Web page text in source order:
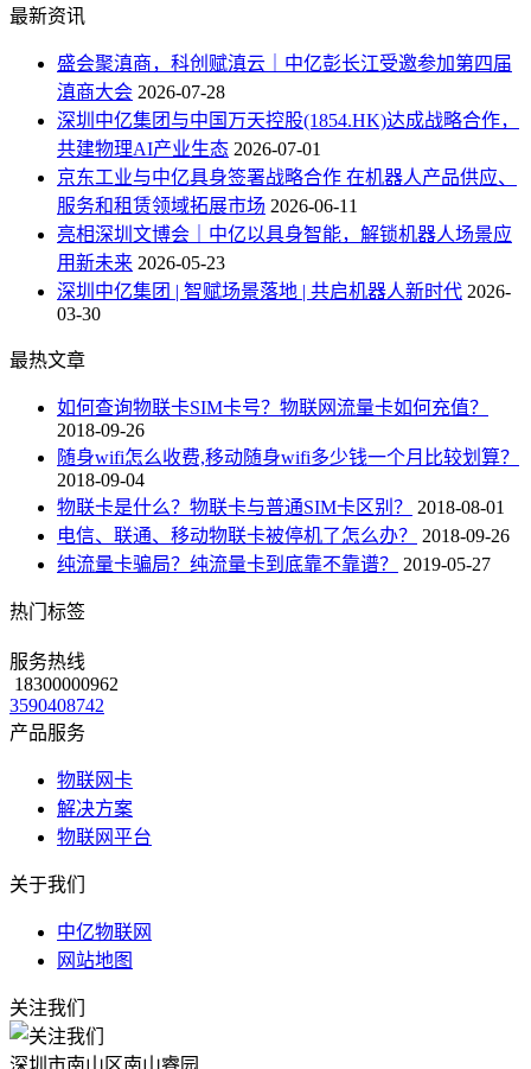
最新资讯
盛会聚滇商，科创赋滇云｜中亿彭长江受邀参加第四届
滇商大会 2026-07-28
深圳中亿集团与中国万天控股(1854.HK)达成战略合作，
共建物理AI产业生态 2026-07-01
京东工业与中亿具身签署战略合作 在机器人产品供应、
服务和租赁领域拓展市场 2026-06-11
亮相深圳文博会｜中亿以具身智能，解锁机器人场景应
用新未来 2026-05-23
深圳中亿集团 | 智赋场景落地 | 共启机器人新时代 2026-
03-30
最热文章
如何查询物联卡SIM卡号？物联网流量卡如何充值？
2018-09-26
随身wifi怎么收费,移动随身wifi多少钱一个月比较划算？
2018-09-04
物联卡是什么？物联卡与普通SIM卡区别？
2018-08-01
电信、联通、移动物联卡被停机了怎么办？
2018-09-26
纯流量卡骗局？纯流量卡到底靠不靠谱？
2019-05-27
热门标签
服务热线
18300000962
3590408742
产品服务
物联网卡
解决方案
物联网平台
关于我们
中亿物联网
网站地图
关注我们